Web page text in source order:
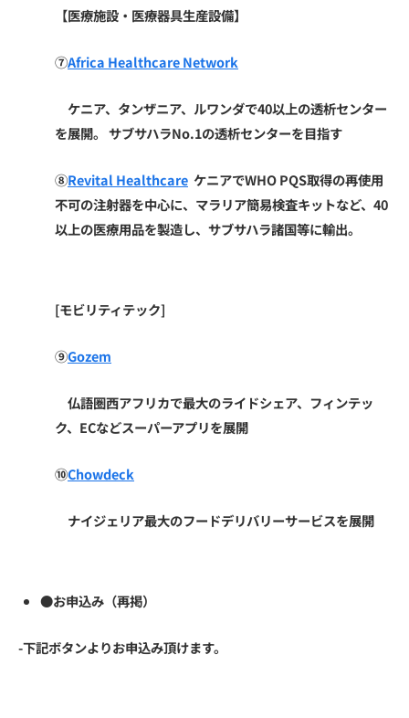
【医療施設・医療器具生産設備】
⑦Africa Healthcare Network
ケニア、タンザニア、ルワンダで40以上の透析センター
を展開。 サブサハラNo.1の透析センターを目指す
⑧Revital Healthcare ケニアでWHO PQS取得の再使用
不可の注射器を中心に、マラリア簡易検査キットなど、40
以上の医療用品を製造し、サブサハラ諸国等に輸出。
[モビリティテック]
⑨Gozem
仏語圏西アフリカで最大のライドシェア、フィンテッ
ク、ECなどスーパーアプリを展開
⑩Chowdeck
ナイジェリア最大のフードデリバリーサービスを展開
●お申込み（再掲）
-下記ボタンよりお申込み頂けます。